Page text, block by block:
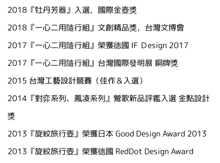
2018『牡丹芳器』入選，國際金壺獎
2018『一心二用隨行組』文創精品獎，台灣文博會
2017『一心二用隨行組』榮獲德國 IF Ｄesign 2017
2017『一心二用隨行組』台灣國際發明展 銅牌獎
2015 台灣工藝設計競賽（佳作＆入選）
2014『對弈系列、鳳凌系列』鶯歌新品評鑑入選 金點設計
獎
2013『旋紋旅行壺』榮獲日本 Good Design Award 2013
2013『旋紋旅行壺』榮獲德國 RedDot Design Award